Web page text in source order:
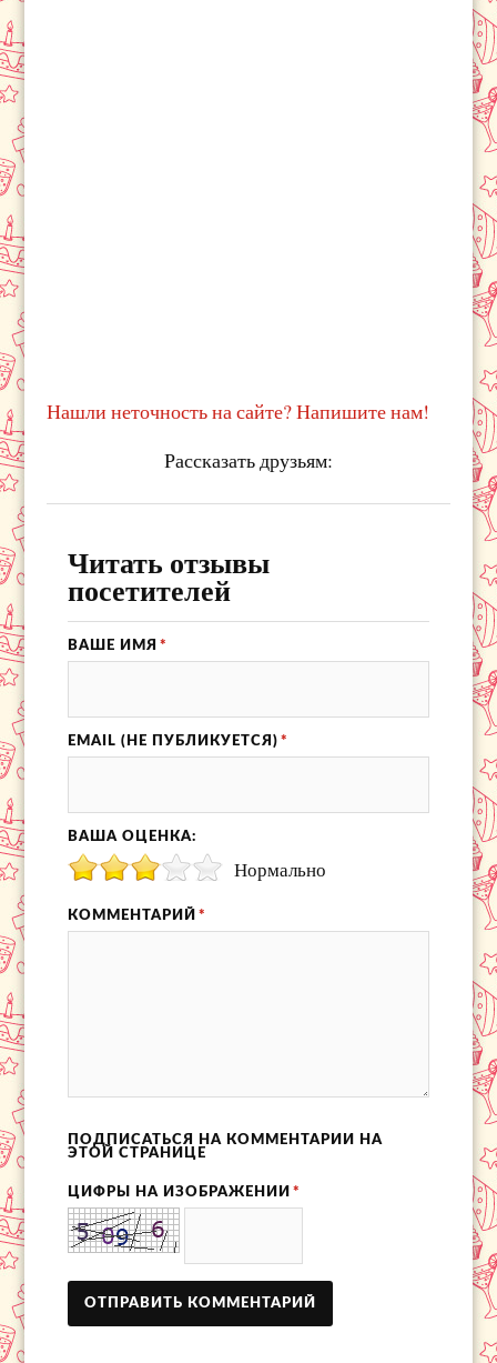
Нашли неточность на сайте? Напишите нам!
Рассказать друзьям:
Читать отзывы
посетителей
ВАШЕ ИМЯ *
EMAIL (НЕ ПУБЛИКУЕТСЯ) *
ВАША ОЦЕНКА:
Нормально
КОММЕНТАРИЙ *
ПОДПИСАТЬСЯ НА КОММЕНТАРИИ НА
ЭТОЙ СТРАНИЦЕ
ЦИФРЫ НА ИЗОБРАЖЕНИИ *